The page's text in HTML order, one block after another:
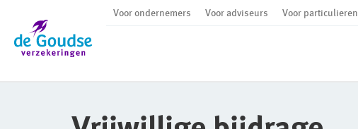
Ga direct naar de inhoud
Voor ondernemers Voor adviseurs Voor particulieren